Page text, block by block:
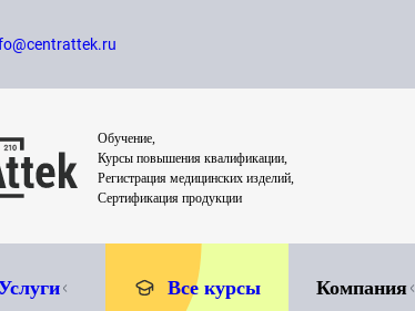
Обучение,
Курсы повышения квалификации,
Регистрация медицинских изделий,
Сертификация продукции
Все курсы Компания